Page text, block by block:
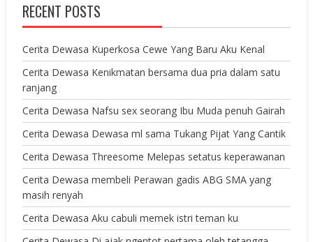
RECENT POSTS
Cerita Dewasa Kuperkosa Cewe Yang Baru Aku Kenal
Cerita Dewasa Kenikmatan bersama dua pria dalam satu
ranjang
Cerita Dewasa Nafsu sex seorang Ibu Muda penuh Gairah
Cerita Dewasa Dewasa ml sama Tukang Pijat Yang Cantik
Cerita Dewasa Threesome Melepas setatus keperawanan
Cerita Dewasa membeli Perawan gadis ABG SMA yang
masih renyah
Cerita Dewasa Aku cabuli memek istri teman ku